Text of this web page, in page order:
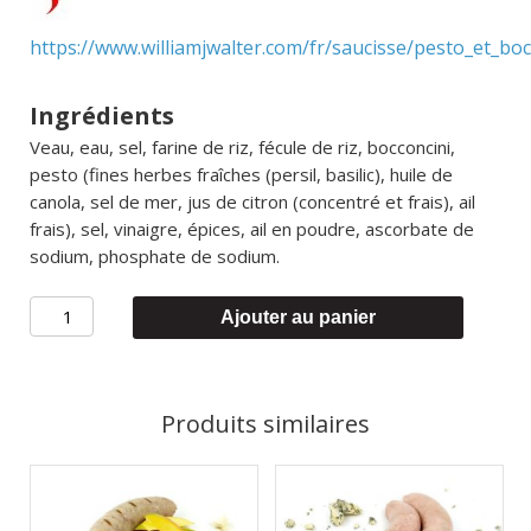
https://www.williamjwalter.com/fr/saucisse/
Ingrédients
Veau, eau, sel, farine de riz, fécule de riz, bocconcini,
pesto (fines herbes fraîches (persil, basilic), huile de
canola, sel de mer, jus de citron (concentré et frais), ail
frais), sel, vinaigre, épices, ail en poudre, ascorbate de
sodium, phosphate de sodium.
quantité
Ajouter au panier
Produits similaires